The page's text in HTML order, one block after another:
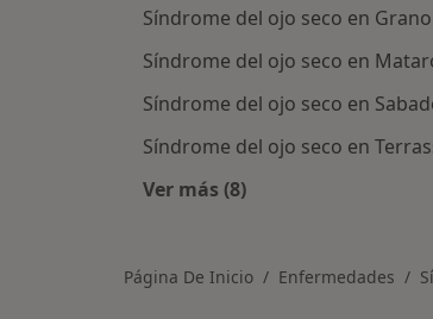
Síndrome del ojo seco en
Síndrome del ojo seco en
Síndrome del ojo seco en
Síndrome del ojo seco en
Ver más (8)
Página De Inicio Enfermedades